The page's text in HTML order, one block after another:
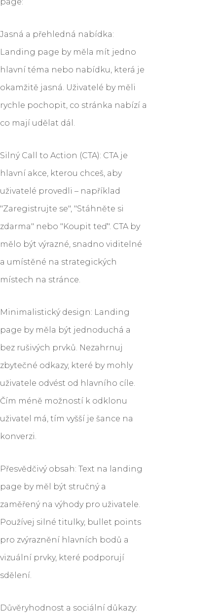
Jasná a přehledná nabídka:
Landing page by měla mít jedno
hlavní téma nebo nabídku, která je
okamžitě jasná. Uživatelé by měli
rychle pochopit, co stránka nabízí a
co mají udělat dál.
Silný Call to Action (CTA): CTA je
hlavní akce, kterou chceš, aby
uživatelé provedli – například
"Zaregistrujte se", "Stáhněte si
zdarma" nebo "Koupit teď". CTA by
mělo být výrazné, snadno viditelné
a umístěné na strategických
místech na stránce.
Minimalistický design: Landing
page by měla být jednoduchá a
bez rušivých prvků. Nezahrnuj
zbytečné odkazy, které by mohly
uživatele odvést od hlavního cíle.
Čím méně možností k odklonu
uživatel má, tím vyšší je šance na
konverzi.
Přesvědčivý obsah: Text na landing
page by měl být stručný a
zaměřený na výhody pro uživatele.
Používej silné titulky, bullet points
pro zvýraznění hlavních bodů a
vizuální prvky, které podporují
sdělení.
Důvěryhodnost a sociální důkazy: